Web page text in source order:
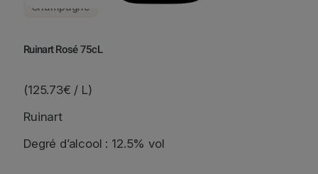
Champagne
Ruinart Rosé 75cL
(125.73€ / L)
Ruinart
Degré d’alcool : 12.5% vol